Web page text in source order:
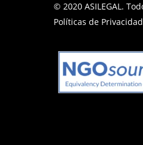
© 2020 ASILEGAL.
Políticas de Privacidad